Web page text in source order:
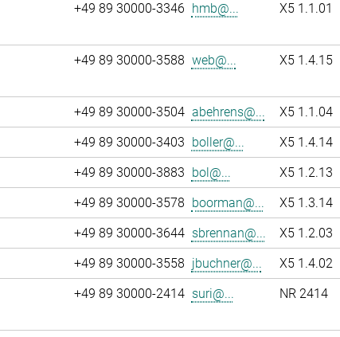
+49 89 30000-3346 hmb@... X5 1.1.01
+49 89 30000-3588 web@... X5 1.4.15
+49 89 30000-3504 abehrens@... X5 1.1.04
+49 89 30000-3403 boller@... X5 1.4.14
+49 89 30000-3883 bol@... X5 1.2.13
+49 89 30000-3578 boorman@... X5 1.3.14
+49 89 30000-3644 sbrennan@... X5 1.2.03
+49 89 30000-3558 jbuchner@... X5 1.4.02
+49 89 30000-2414 suri@... NR 2414